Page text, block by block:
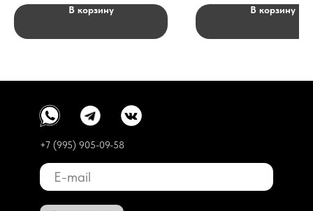
В корзину В корзину
+7 (995) 905-09-58